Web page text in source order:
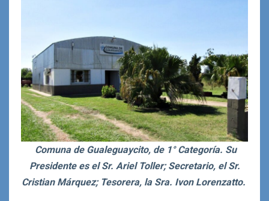
Comuna de Gualeguaycito, de 1° Categoría. Su
Presidente es el Sr. Ariel Toller; Secretario, el Sr.
Cristian Márquez; Tesorera, la Sra. Ivon Lorenzatto.